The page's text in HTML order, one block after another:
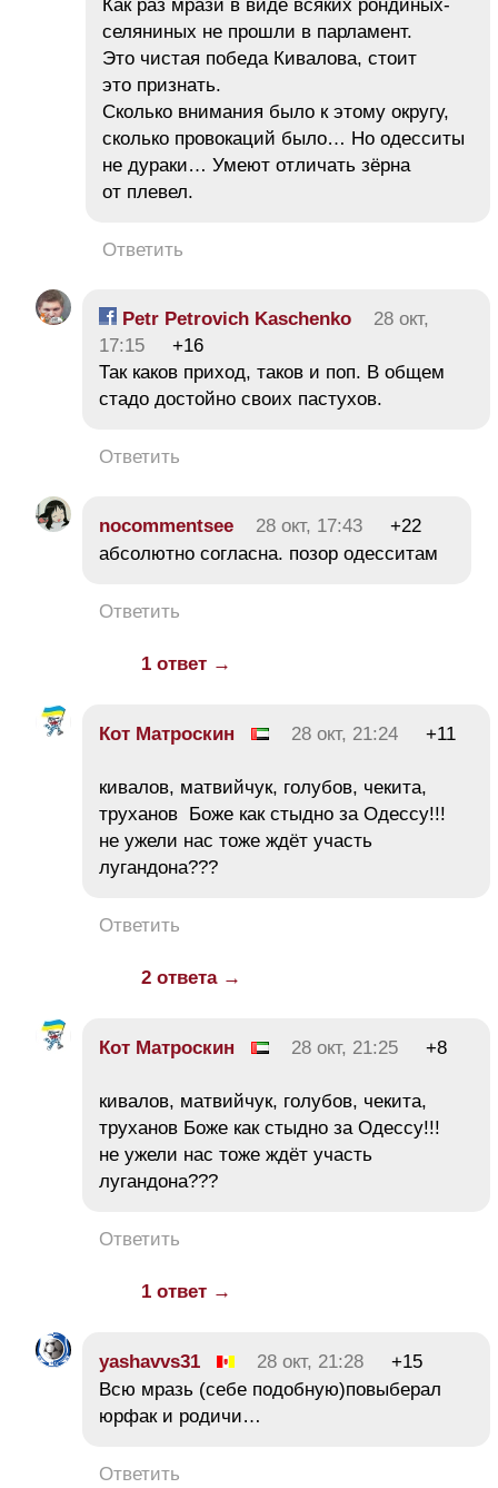
Как раз мрази в виде всяких рондиных-
селяниных не прошли в парламент.
Это чистая победа Кивалова, стоит
это признать.
Сколько внимания было к этому округу,
сколько провокаций было… Но одесситы
не дураки… Умеют отличать зёрна
от плевел.
Ответить
Petr Petrovich Kaschenko
28 окт,
17:15
+16
Так каков приход, таков и поп. В общем
стадо достойно своих пастухов.
Ответить
nocommentsee 28 окт, 17:43
+22
абсолютно согласна. позор одесситам
Ответить
1 ответ →
Кот Матроскин 28 окт, 21:24 +11
кивалов, матвийчук, голубов, чекита,
труханов Боже как стыдно за Одессу!!!
не ужели нас тоже ждёт участь
лугандона???
Ответить
2 ответа →
Кот Матроскин 28 окт, 21:25 +8
кивалов, матвийчук, голубов, чекита,
труханов Боже как стыдно за Одессу!!!
не ужели нас тоже ждёт участь
лугандона???
Ответить
1 ответ →
yashavvs31 28 окт, 21:28
+15
Всю мразь (себе подобную)повыберал
юрфак и родичи…
Ответить